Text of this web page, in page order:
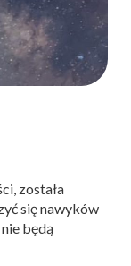
została
się nawyków
będą